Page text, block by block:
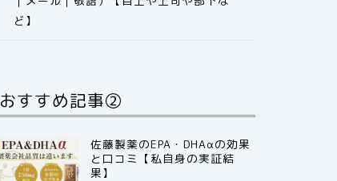
ど】​​​​​​​​​​​​​​​​
おすすめ記事②
佐藤製薬のEPA・DHAαの効果
と口コミ【私自身の実証結
果】